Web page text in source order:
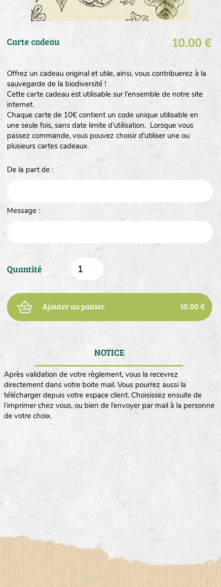
Carte cadeau 10.00 €
Offrez un cadeau original et utile, ainsi, vous contribuerez à la
sauvegarde de la biodiversité !
Cette carte cadeau est utilisable sur l'ensemble de notre site
internet.
Chaque carte de 10€ contient un code unique utilisable en
une seule fois, sans date limite d'utilisation. Lorsque vous
passez commande, vous pouvez choisir d'utiliser une ou
plusieurs cartes cadeaux.
De la part de :
Message :
Quantité
Ajouter au panier 10.00 €
NOTICE
Après validation de votre règlement, vous la recevrez
directement dans votre boite mail. Vous pourrez aussi la
télécharger depuis votre espace client. Choisissez ensuite de
l’imprimer chez vous, ou bien de l’envoyer par mail à la personne
de votre choix.